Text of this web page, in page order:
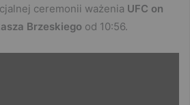
ceremonii ważenia UFC on
Brzeskiego od 10:56.